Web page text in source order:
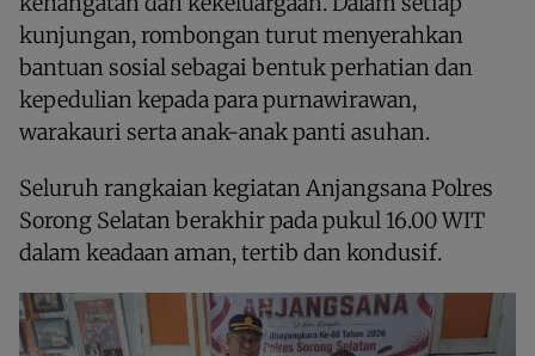
kunjungan, rombongan turut menyerahkan
bantuan sosial sebagai bentuk perhatian dan
kepedulian kepada para purnawirawan,
warakauri serta anak-anak panti asuhan.
Seluruh rangkaian kegiatan Anjangsana Polres
Sorong Selatan berakhir pada pukul 16.00 WIT
dalam keadaan aman, tertib dan kondusif.